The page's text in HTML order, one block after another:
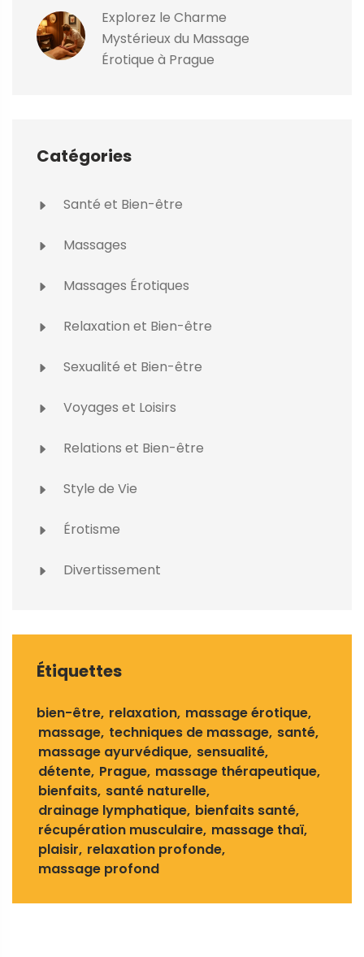
Explorez le Charme
Mystérieux du Massage
Érotique à Prague
Catégories
Santé et Bien-être
Massages
Massages Érotiques
Relaxation et Bien-être
Sexualité et Bien-être
Voyages et Loisirs
Relations et Bien-être
Style de Vie
Érotisme
Divertissement
Étiquettes
bien-être relaxation massage érotique
massage techniques de massage santé
massage ayurvédique sensualité
détente Prague massage thérapeutique
bienfaits santé naturelle
drainage lymphatique bienfaits santé
récupération musculaire massage thaï
plaisir relaxation profonde
massage profond